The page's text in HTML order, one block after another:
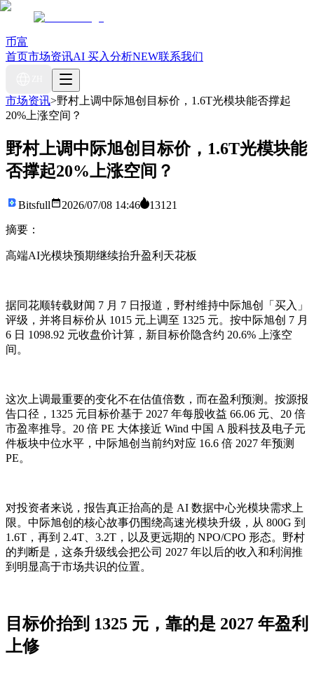
币富
首页市场资讯AI 买入分析NEW联系我们
市场资讯>野村上调中际旭创目标价，1.6T光模块能否撑起
20%上涨空间？
野村上调中际旭创目标价，1.6T光模块能
否撑起20%上涨空间？
Bitsfull 2026/07/08 14:46 13121
摘要：
高端AI光模块预期继续抬升盈利天花板
据同花顺转载财闻 7 月 7 日报道，野村维持中际旭创「买入」
评级，并将目标价从 1015 元上调至 1325 元。按中际旭创 7 月
6 日 1098.92 元收盘价计算，新目标价隐含约 20.6% 上涨空
间。
这次上调最重要的变化不在估值倍数，而在盈利预测。按源报
告口径，1325 元目标价基于 2027 年每股收益 66.06 元、20 倍
市盈率推导。20 倍 PE 大体接近 Wind 中国 A 股科技及电子元
件板块中位水平，中际旭创当前约对应 16.6 倍 2027 年预测
PE。
对投资者来说，报告真正抬高的是 AI 数据中心光模块需求上
限。中际旭创的核心故事仍围绕高速光模块升级，从 800G 到
1.6T，再到 2.4T、3.2T，以及更远期的 NPO/CPO 形态。野村
的判断是，这条升级线会把公司 2027 年以后的收入和利润推
到明显高于市场共识的位置。
目标价抬到 1325 元，靠的是 2027 年盈利
上修